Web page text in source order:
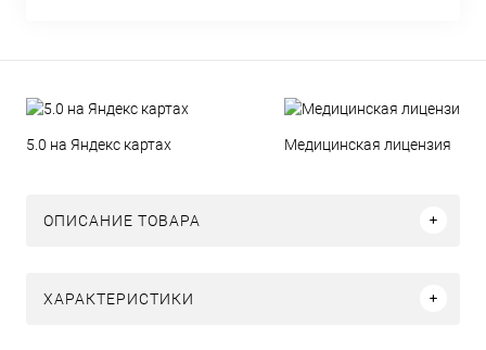
5.0 на Яндекс картах Медицинская лицензия
ОПИСАНИЕ ТОВАРА
ХАРАКТЕРИСТИКИ